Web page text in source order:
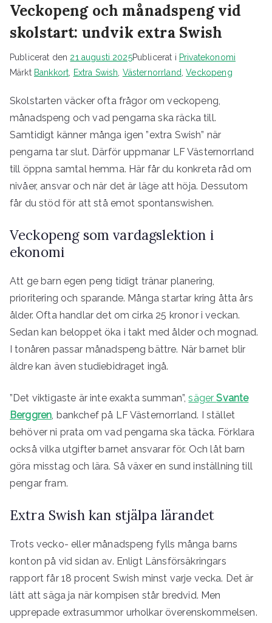
Veckopeng och månadspeng vid
skolstart: undvik extra Swish
Publicerat den 21 augusti 2025Publicerat i Privatekonomi
Märkt Bankkort, Extra Swish, Västernorrland,Veckopeng
Skolstarten väcker ofta frågor om veckopeng,
månadspeng och vad pengarna ska räcka till.
Samtidigt känner många igen ”extra Swish” när
pengarna tar slut. Därför uppmanar LF Västernorrland
till öppna samtal hemma. Här får du konkreta råd om
nivåer, ansvar och när det är läge att höja. Dessutom
får du stöd för att stå emot spontanswishen.
Veckopeng som vardagslektion i
ekonomi
Att ge barn egen peng tidigt tränar planering,
prioritering och sparande. Många startar kring åtta års
ålder. Ofta handlar det om cirka 25 kronor i veckan.
Sedan kan beloppet öka i takt med ålder och mognad.
I tonåren passar månadspeng bättre. När barnet blir
äldre kan även studiebidraget ingå.
”Det viktigaste är inte exakta summan”,sägerSvante
Berggren, bankchef på LF Västernorrland. I stället
behöver ni prata om vad pengarna ska täcka. Förklara
också vilka utgifter barnet ansvarar för. Och låt barn
göra misstag och lära. Så växer en sund inställning till
pengar fram.
Extra Swish kan stjälpa lärandet
Trots vecko- eller månadspeng fylls många barns
konton på vid sidan av. Enligt Länsförsäkringars
rapport får 18 procent Swish minst varje vecka. Det är
lätt att säga ja när kompisen står bredvid. Men
upprepade extrasummor urholkar överenskommelsen.